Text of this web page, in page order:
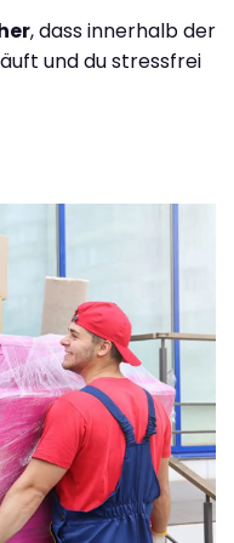
, dass innerhalb der
und du stressfrei